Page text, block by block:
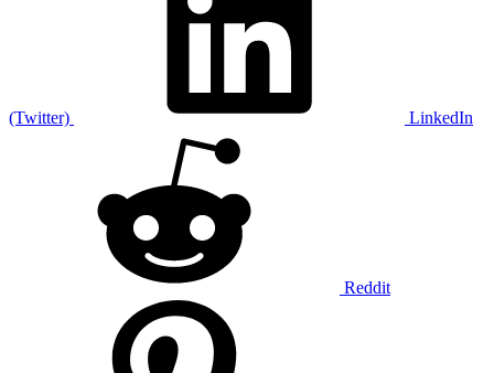
(Twitter) LinkedIn
Reddit